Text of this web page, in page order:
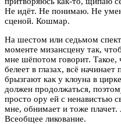
Не идёт. Не понимаю. Не
сценой. Кошмар.
На шестом или седьмом
моменте мизансцену так,
мне шёпотом говорит. Такое,
белеет в глазах, всё
брызгают как у клоуна в
должен продолжаться,
просто ору ей с ненавистью
мне, обнимает и тоже
Всеобщее ликование.